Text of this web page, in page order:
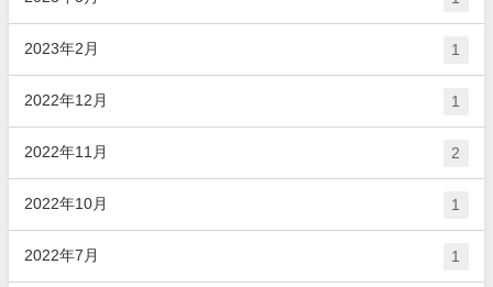
2023年2月 1
2022年12月 1
2022年11月 2
2022年10月 1
2022年7月 1